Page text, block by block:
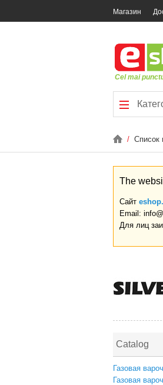
Магазин
Cel mai
/ Список
The
Сайт
Email:
Для лиц
Catalog
Газовая
Газовая